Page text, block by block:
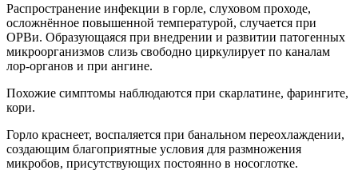
Распространение инфекции в горле, слуховом проходе,
осложнённое повышенной температурой, случается при
ОРВи. Образующаяся при внедрении и развитии патогенных
микроорганизмов слизь свободно циркулирует по каналам
лор-органов и при ангине.
Похожие симптомы наблюдаются при скарлатине, фарингите,
кори.
Горло краснеет, воспаляется при банальном переохлаждении,
создающим благоприятные условия для размножения
микробов, присутствующих постоянно в носоглотке.